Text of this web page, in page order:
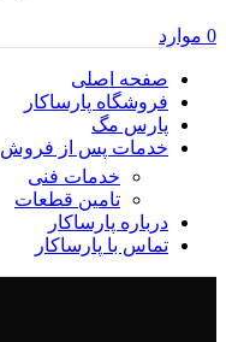
0 موارد
صفحه اصلی
فروشگاه پارساکار
پارس مگ
خدمات پس از فروش
خدمات فنی
تامین قطعات
درباره پارساکار
تماس با پارساکار